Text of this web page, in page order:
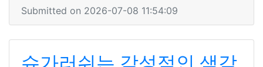
Submitted on 2026-07-08 11:54:09